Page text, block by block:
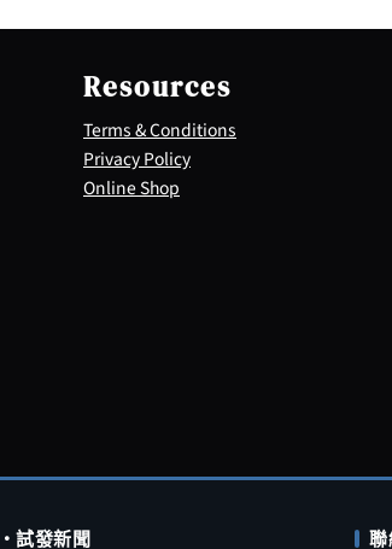
Resources
Terms & Conditions
Privacy Policy
Online Shop
試發新聞